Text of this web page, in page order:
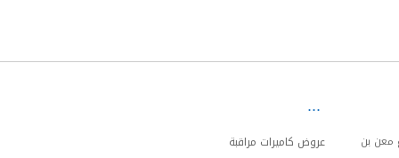
الجنوبي مخرج 20 شارع معن بن
عروض كاميرات مراقبة